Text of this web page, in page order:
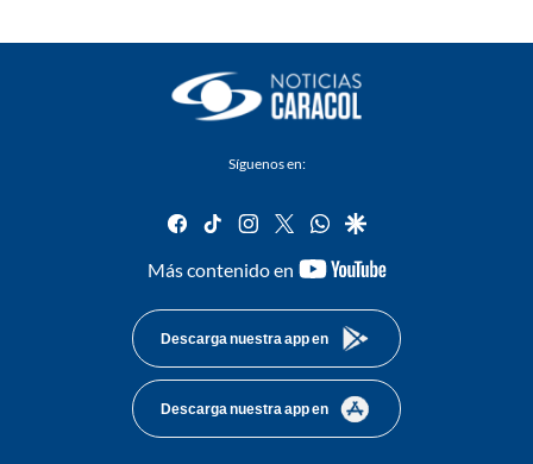
Síguenos en:
facebook
tiktok instagram
twitterwhatsapp
google
Más contenido en
youtube-
Descarga nuestra app en
Descarga nuestra app en